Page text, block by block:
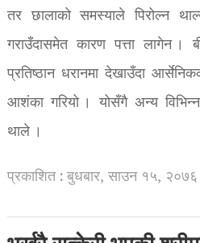
तर छालाको समस्याले पिरोल्न
गराउँदासमेत कारण पत्ता लागेन ।
प्रतिष्ठान धरानमा देखाउँदा
आशंका गरियो । योसँगै अन्य
थाले ।
प्रकाशित : बुधबार, साउन १५, २०७६